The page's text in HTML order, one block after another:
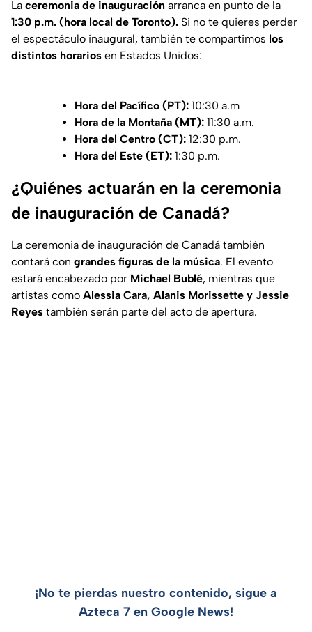
La ceremonia de inauguración arranca en punto de la
1:30 p.m. (hora local de Toronto). Si no te quieres perder
el espectáculo inaugural, también te compartimos los
distintos horarios en Estados Unidos:
Hora del Pacífico (PT): 10:30 a.m
Hora de la Montaña (MT): 11:30 a.m.
Hora del Centro (CT): 12:30 p.m.
Hora del Este (ET): 1:30 p.m.
¿Quiénes actuarán en la ceremonia
de inauguración de Canadá?
La ceremonia de inauguración de Canadá también
contará con grandes figuras de la música. El evento
estará encabezado por Michael Bublé, mientras que
artistas como Alessia Cara, Alanis Morissette y Jessie
Reyes también serán parte del acto de apertura.
¡No te pierdas nuestro contenido, sigue a
Azteca 7 en Google News!